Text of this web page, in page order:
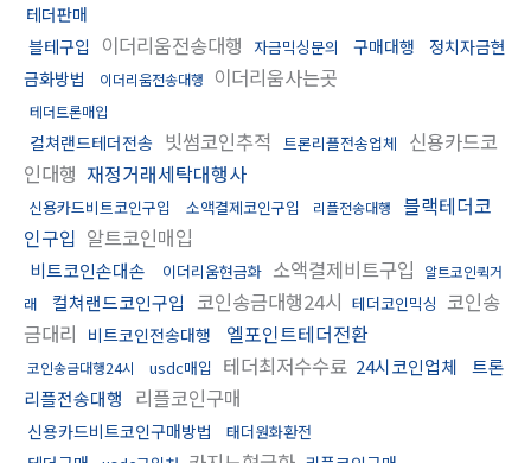
테더판매
블테구입
이더리움전송대행 자금믹싱문의 구매대행
정치자금현
금화방법
이더리움전송대행 이더리움사는곳
테더트론매입
컬쳐랜드테더전송 빗썸코인추적 트론리플전송업체
신용카드코
인대행 재정거래세탁대행사
신용카드비트코인구입 소액결제코인구입 리플전송대행
블랙테더코
인구입 알트코인매입
비트코인손대손 이더리움현금화 소액결제비트구입
알트코인퀵거
래
컬쳐랜드코인구입 코인송금대행24시 테더코인믹싱 코인송
금대리 비트코인전송대행 엘포인트테더전환
코인송금대행24시 usdc매입 테더최저수수료 24시코인업체
트론
리플전송대행
리플코인구매
신용카드비트코인구매방법 태더원화환전